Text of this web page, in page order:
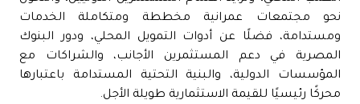
نحو مجتمعات عمرانية مخططة ومتكاملة الخدمات
ومستدامة، فضلًا عن أدوات التمويل المحلي، ودور البنوك
المصرية في دعم المستثمرين الأجانب، والشراكات مع
المؤسسات الدولية، والبنية التحتية المستدامة باعتبارها
محركًا رئيسيًا للقيمة الاستثمارية طويلة الأجل.